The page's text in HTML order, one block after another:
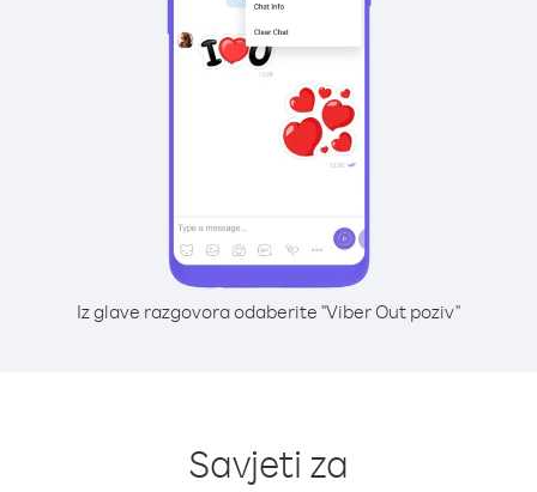
Iz glave razgovora odaberite "Viber Out poziv"
Savjeti za